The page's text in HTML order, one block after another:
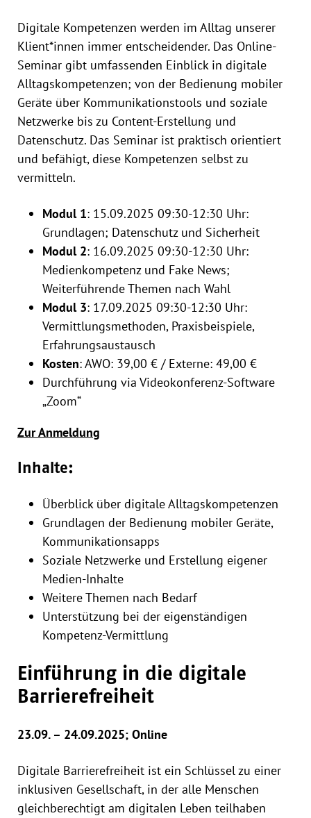
Digitale Kompetenzen werden im Alltag unserer
Klient*innen immer entscheidender. Das Online-
Seminar gibt umfassenden Einblick in digitale
Alltagskompetenzen; von der Bedienung mobiler
Geräte über Kommunikationstools und soziale
Netzwerke bis zu Content-Erstellung und
Datenschutz. Das Seminar ist praktisch orientiert
und befähigt, diese Kompetenzen selbst zu
vermitteln.
Modul 1: 15.09.2025 09:30-12:30 Uhr:
Grundlagen; Datenschutz und Sicherheit
Modul 2: 16.09.2025 09:30-12:30 Uhr:
Medienkompetenz und Fake News;
Weiterführende Themen nach Wahl
Modul 3: 17.09.2025 09:30-12:30 Uhr:
Vermittlungsmethoden, Praxisbeispiele,
Erfahrungsaustausch
Kosten: AWO: 39,00 € / Externe: 49,00 €
Durchführung via Videokonferenz-Software
„Zoom“
Zur Anmeldung
Inhalte:
Überblick über digitale Alltagskompetenzen
Grundlagen der Bedienung mobiler Geräte,
Kommunikationsapps
Soziale Netzwerke und Erstellung eigener
Medien-Inhalte
Weitere Themen nach Bedarf
Unterstützung bei der eigenständigen
Kompetenz-Vermittlung
Einführung in die digitale
Barrierefreiheit
23.09. – 24.09.2025; Online
Digitale Barrierefreiheit ist ein Schlüssel zu einer
inklusiven Gesellschaft, in der alle Menschen
gleichberechtigt am digitalen Leben teilhaben